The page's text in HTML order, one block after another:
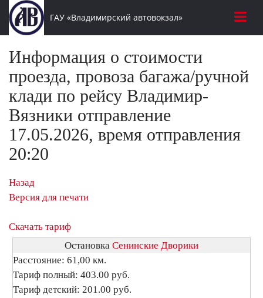
ГАУ «Владимирский автовокзал»
Информация о стоимости
проезда, провоза багажа/ручной
клади по рейсу Владимир-
Вязники отправление
17.05.2026, время отправления
20:20
Назад
Версия для печати
Скачать тариф
Остановка Сенинские Дворики
Расстояние: 61,00 км.
Тариф полный: 403.00 руб.
Тариф детский: 201.00 руб.